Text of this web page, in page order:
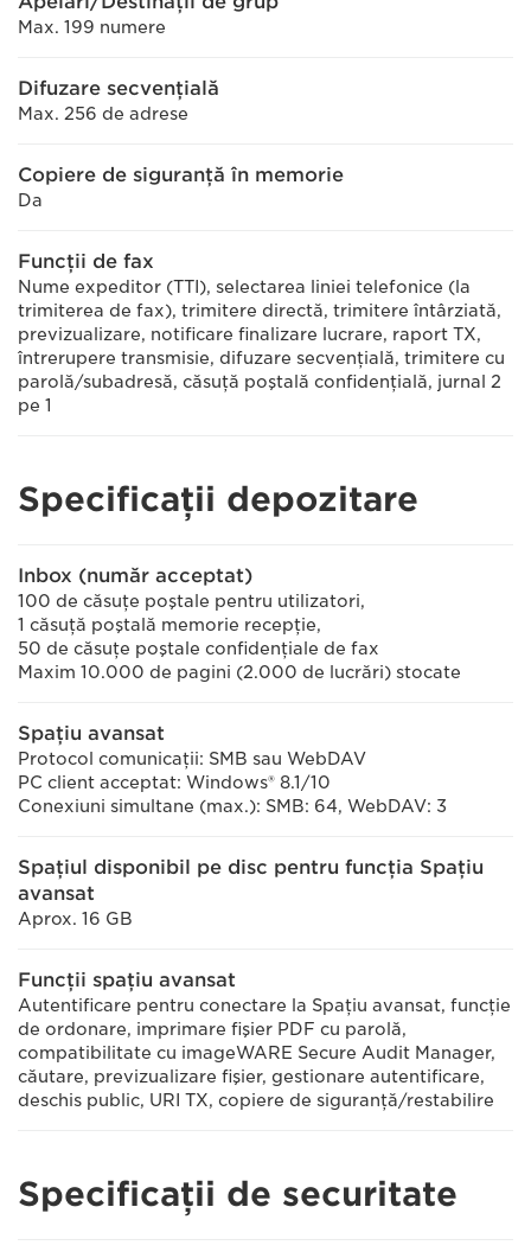
Max. 199 numere
Difuzare secvenţială
Max. 256 de adrese
Copiere de siguranţă în memorie
Da
Funcţii de fax
Nume expeditor (TTI), selectarea liniei telefonice (la
trimiterea de fax), trimitere directă, trimitere întârziată,
previzualizare, notificare finalizare lucrare, raport TX,
întrerupere transmisie, difuzare secvenţială, trimitere cu
parolă/subadresă, căsuţă poştală confidenţială, jurnal 2
pe 1
Specificaţii depozitare
Inbox (număr acceptat)
100 de căsuţe poştale pentru utilizatori,
1 căsuţă poştală memorie recepţie,
50 de căsuţe poştale confidenţiale de fax
Maxim 10.000 de pagini (2.000 de lucrări) stocate
Spaţiu avansat
Protocol comunicaţii: SMB sau WebDAV
PC client acceptat: Windows® 8.1/10
Conexiuni simultane (max.): SMB: 64, WebDAV: 3
Spaţiul disponibil pe disc pentru funcția Spațiu
avansat
Aprox. 16 GB
Funcţii spaţiu avansat
Autentificare pentru conectare la Spaţiu avansat, funcţie
de ordonare, imprimare fişier PDF cu parolă,
compatibilitate cu imageWARE Secure Audit Manager,
căutare, previzualizare fişier, gestionare autentificare,
deschis public, URI TX, copiere de siguranţă/restabilire
Specificaţii de securitate